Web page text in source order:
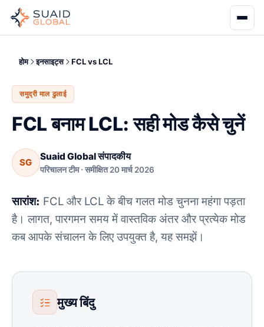
होम इनसाइट्स FCL vs LCL
समुद्री माल ढुलाई
FCL बनाम LCL: सही मोड कैसे चुनें
SG
Suaid Global संपादकीय
परिचालन टीम · समीक्षित 20 मार्च 2026
सारांश: FCL और LCL के बीच गलत मोड चुनना महंगा पड़ता
है। लागत, पारगमन समय में वास्तविक अंतर और प्रत्येक मोड
कब आपके संचालन के लिए उपयुक्त है, यह समझें।
मुख्य बिंदु